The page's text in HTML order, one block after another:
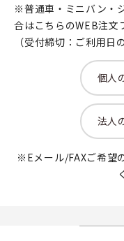
※普通車・ミニバン・
合はこちらのWEB注文
（受付締切：ご利用日
個人
法人
※Eメール/FAXご希望